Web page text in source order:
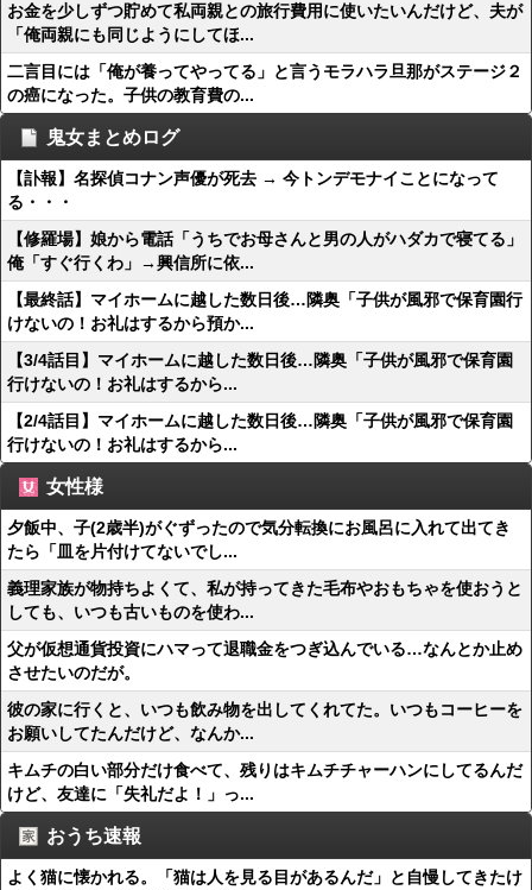
お金を少しずつ貯めて私両親との旅行費用に使いたいんだけど、夫が
「俺両親にも同じようにしてほ...
二言目には「俺が養ってやってる」と言うモラハラ旦那がステージ２
の癌になった。子供の教育費の...
鬼女まとめログ
【訃報】名探偵コナン声優が死去 → 今トンデモナイことになって
る・・・
【修羅場】娘から電話「うちでお母さんと男の人がハダカで寝てる」
俺「すぐ行くわ」→興信所に依...
【最終話】マイホームに越した数日後…隣奥「子供が風邪で保育園行
けないの！お礼はするから預か...
【3/4話目】マイホームに越した数日後…隣奥「子供が風邪で保育園
行けないの！お礼はするから...
【2/4話目】マイホームに越した数日後…隣奥「子供が風邪で保育園
行けないの！お礼はするから...
女性様
夕飯中、子(2歳半)がぐずったので気分転換にお風呂に入れて出てき
たら「皿を片付けてないでし...
義理家族が物持ちよくて、私が持ってきた毛布やおもちゃを使おうと
しても、いつも古いものを使わ...
父が仮想通貨投資にハマって退職金をつぎ込んでいる…なんとか止め
させたいのだが。
彼の家に行くと、いつも飲み物を出してくれてた。いつもコーヒーを
お願いしてたんだけど、なんか...
キムチの白い部分だけ食べて、残りはキムチチャーハンにしてるんだ
けど、友達に「失礼だよ！」っ...
おうち速報
よく猫に懐かれる。「猫は人を見る目があるんだ」と自慢してきたけ